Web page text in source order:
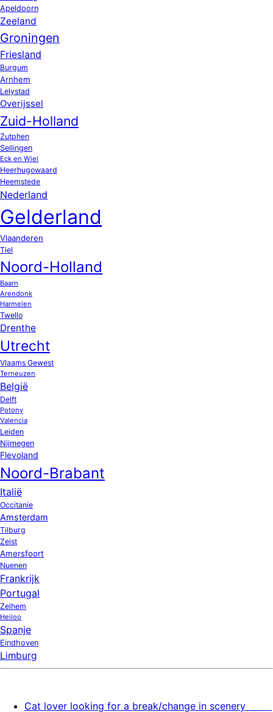
Apeldoorn
Zeeland
Groningen
Friesland
Burgum
Arnhem
Lelystad
Overijssel
Zuid-Holland
Zutphen
Sellingen
Eck en Wiel
Heerhugowaard
Heemstede
Nederland
Gelderland
Vlaanderen
Tiel
Noord-Holland
Baarn
Arendonk
Harmelen
Twello
Drenthe
Utrecht
Vlaams Gewest
Terneuzen
België
Delft
Potony
Valencia
Leiden
Nijmegen
Flevoland
Noord-Brabant
Italië
Occitanie
Amsterdam
Tilburg
Zeist
Amersfoort
Nuenen
Frankrijk
Portugal
Zelhem
Heiloo
Spanje
Eindhoven
Limburg
Cat lover looking for a break/change in scenery